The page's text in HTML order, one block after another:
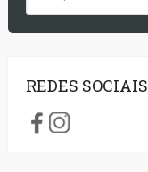
REDES SOCIAIS